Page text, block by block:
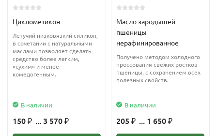
Циклометикон
Летучий низковязкий силикон,
в сочетании с натуральными
маслами позволяет сделать
средство более легким,
«сухим» и менее
комедогенным.
В наличии
150 ₽ ... 3 570 ₽
Масло зародышей
пшеницы
нерафинированное
Получено методом холодного
прессования свежих ростков
пшеницы, с сохранением всех
полезных свойств.
В наличии
205 ₽ ... 1 650 ₽